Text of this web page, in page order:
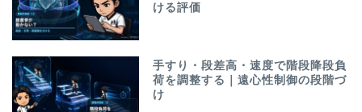
ける評価
手すり・段差高・速度で階段降段負
荷を調整する｜遠心性制御の段階づ
け